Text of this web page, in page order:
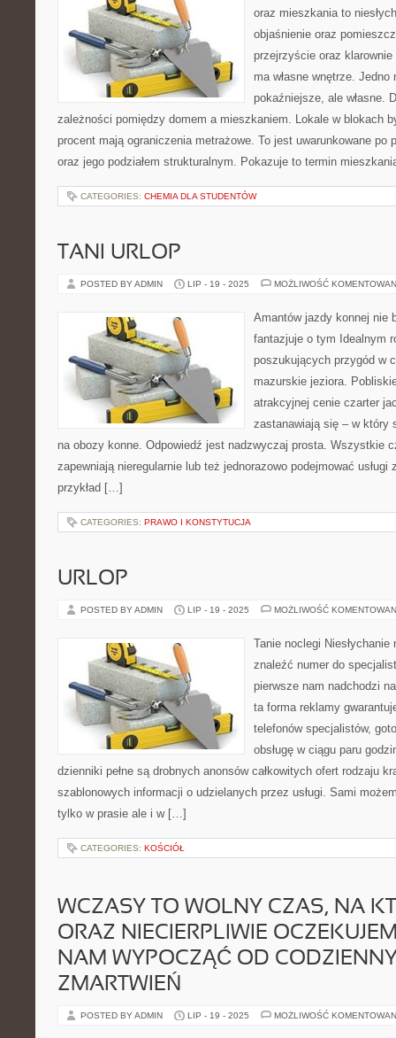
oraz mieszkania to
objaśnienie oraz
przejrzyście oraz
ma własne wnętrze. Jedno
pokaźniejsze, ale własne.
zależności pomiędzy domem a mieszkaniem. Lokale w blokach
procent mają ograniczenia metrażowe. To jest uwarunkowane po
oraz jego podziałem strukturalnym. Pokazuje to termin
CATEGORIES: CHEMIA DLA STUDENTÓW
TANI URLOP
POSTED BY ADMIN LIP - 19 - 2025 MOŻLIWOŚĆ
Amantów jazdy konnej nie
fantazjuje o tym Idealnym
poszukujących przygód w
mazurskie jeziora.
atrakcyjnej cenie czarter
zastanawiają się – w który
na obozy konne. Odpowiedź jest nadzwyczaj prosta. Wszystkie
zapewniają nieregularnie lub też jednorazowo podejmować usługi
przykład […]
CATEGORIES: PRAWO I KONSTYTUCJA
URLOP
POSTED BY ADMIN LIP - 19 - 2025 MOŻLIWOŚĆ
Tanie noclegi
znaleźć numer do
pierwsze nam nadchodzi
ta forma reklamy
telefonów specjalistów,
obsługę w ciągu paru
dzienniki pełne są drobnych anonsów całkowitych ofert rodzaju
szablonowych informacji o udzielanych przez usługi. Sami
tylko w prasie ale i w […]
CATEGORIES: KOŚCIÓŁ
WCZASY TO WOLNY CZAS, NA
ORAZ NIECIERPLIWIE
NAM WYPOCZĄĆ OD
ZMARTWIEŃ
POSTED BY ADMIN LIP - 19 - 2025 MOŻLIWOŚĆ